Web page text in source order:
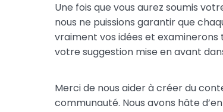
Une fois que vous aurez soumis
nous ne puissions garantir que
vraiment vos idées et examinerons
votre suggestion mise en avant
Merci de nous aider à créer du
communauté. Nous avons hâte